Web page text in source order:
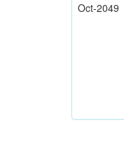
Oct-2049